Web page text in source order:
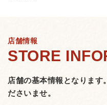
店舗情報
店舗の基本情報となります。
ださいませ。